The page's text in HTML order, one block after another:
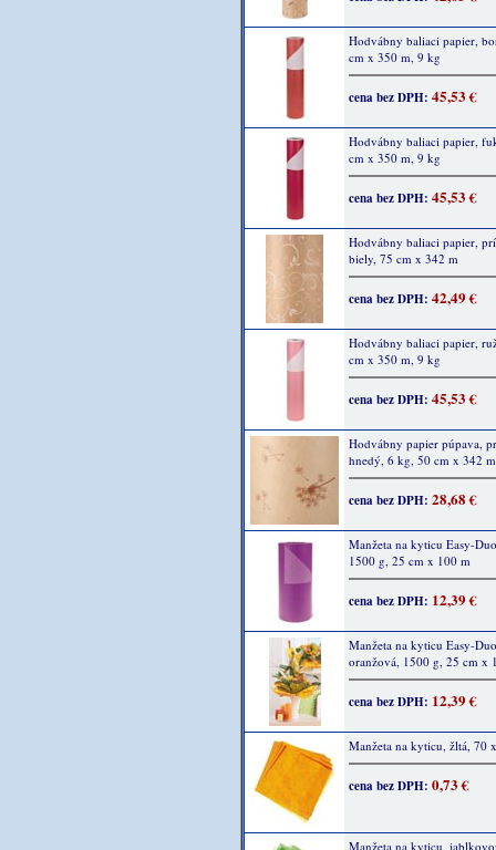
Hodvábny baliaci papier,
cm x 350 m, 9 kg
cena bez DPH: 45,53 €
Hodvábny baliaci papier,
cm x 350 m, 9 kg
cena bez DPH: 45,53 €
Hodvábny baliaci papier,
biely, 75 cm x 342 m
cena bez DPH: 42,49 €
Hodvábny baliaci papier,
cm x 350 m, 9 kg
cena bez DPH: 45,53 €
Hodvábny papier púpava,
hnedý, 6 kg, 50 cm x 342 m
cena bez DPH: 28,68 €
Manžeta na kyticu Easy-
1500 g, 25 cm x 100 m
cena bez DPH: 12,39 €
Manžeta na kyticu Easy-
oranžová, 1500 g, 25 cm x
cena bez DPH: 12,39 €
Manžeta na kyticu, žltá, 70
cena bez DPH: 0,73 €
Manžeta na kyticu,